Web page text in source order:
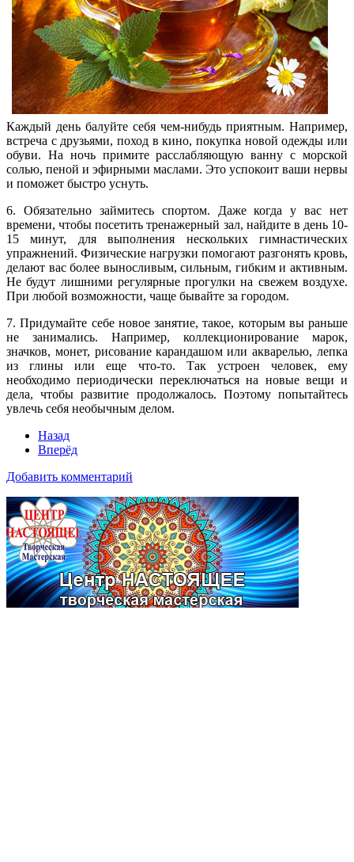
Каждый день балуйте себя чем-нибудь приятным. Например,
встреча с друзьями, поход в кино, покупка новой одежды или
обуви. На ночь примите расслабляющую ванну с морской
солью, пеной и эфирными маслами. Это успокоит ваши нервы
и поможет быстро уснуть.
6. Обязательно займитесь спортом. Даже когда у вас нет
времени, чтобы посетить тренажерный зал, найдите в день 10-
15 минут, для выполнения нескольких гимнастических
упражнений. Физические нагрузки помогают разгонять кровь,
делают вас более выносливым, сильным, гибким и активным.
Не будут лишними регулярные прогулки на свежем воздухе.
При любой возможности, чаще бывайте за городом.
7. Придумайте себе новое занятие, такое, которым вы раньше
не занимались. Например, коллекционирование марок,
значков, монет, рисование карандашом или акварелью, лепка
из глины или еще что-то. Так устроен человек, ему
необходимо периодически переключаться на новые вещи и
дела, чтобы развитие продолжалось. Поэтому попытайтесь
увлечь себя необычным делом.
Назад
Вперёд
Добавить комментарий